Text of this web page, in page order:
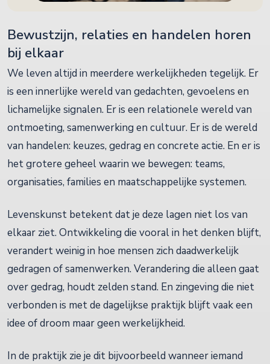
Bewustzijn, relaties en handelen horen
bij elkaar
We leven altijd in meerdere werkelijkheden tegelijk. Er
is een innerlijke wereld van gedachten, gevoelens en
lichamelijke signalen. Er is een relationele wereld van
ontmoeting, samenwerking en cultuur. Er is de wereld
van handelen: keuzes, gedrag en concrete actie. En er is
het grotere geheel waarin we bewegen: teams,
organisaties, families en maatschappelijke systemen.
Levenskunst betekent dat je deze lagen niet los van
elkaar ziet. Ontwikkeling die vooral in het denken blijft,
verandert weinig in hoe mensen zich daadwerkelijk
gedragen of samenwerken. Verandering die alleen gaat
over gedrag, houdt zelden stand. En zingeving die niet
verbonden is met de dagelijkse praktijk blijft vaak een
idee of droom maar geen werkelijkheid.
In de praktijk zie je dit bijvoorbeeld wanneer iemand